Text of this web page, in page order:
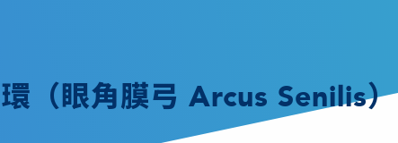
（眼角膜弓 Arcus Senilis）